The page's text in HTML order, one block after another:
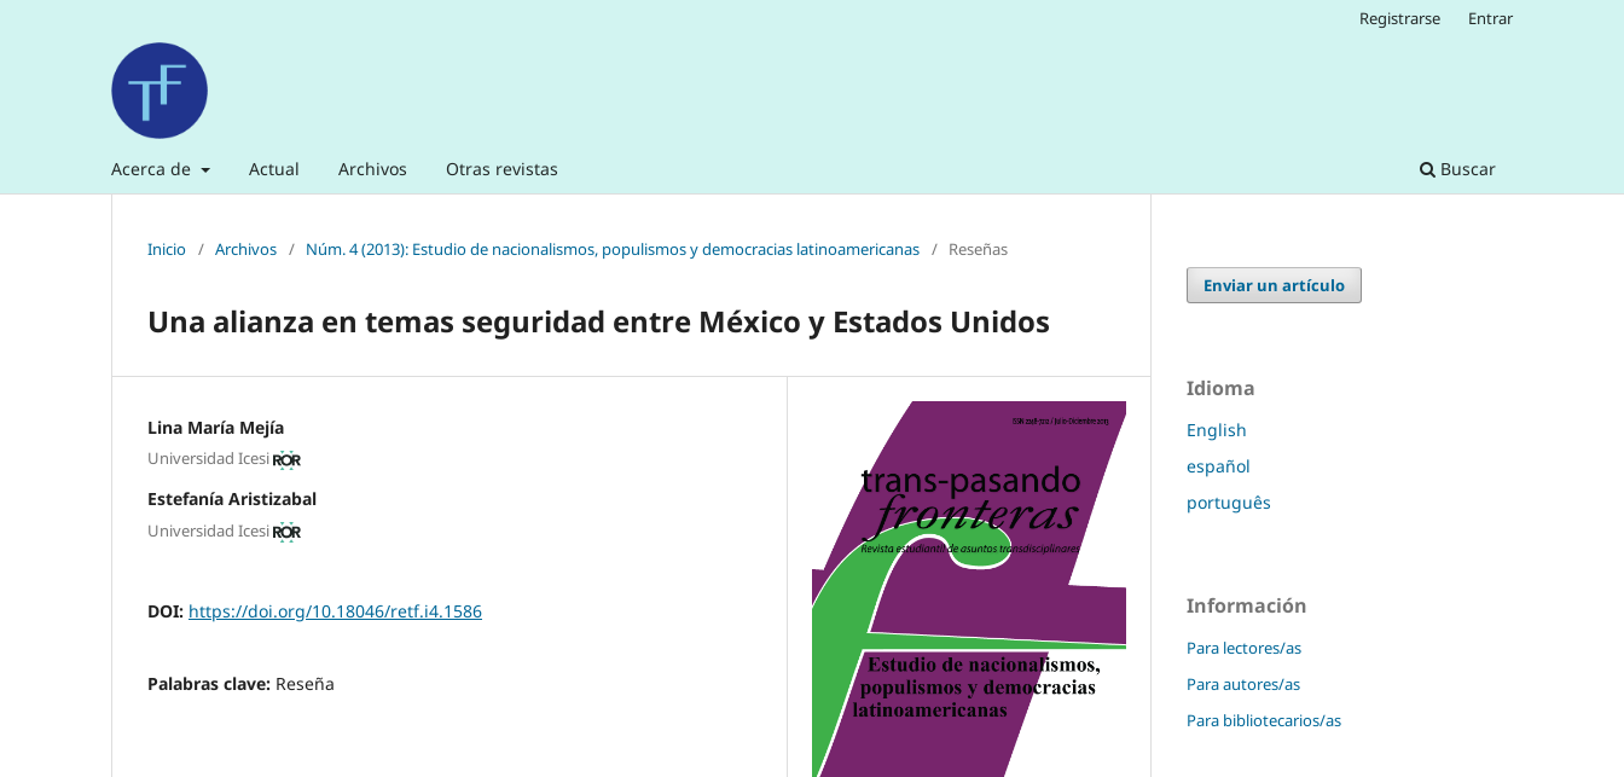
Acerca de Actual Archivos Otras revistas Buscar
Registrarse Entrar
Inicio / Archivos / Núm. 4 (2013): Estudio de nacionalismos, populismos y democracias latinoamericanas / Reseñas
Una alianza en temas seguridad entre México y Estados Unidos
Lina María Mejía
Universidad Icesi
Estefanía Aristizabal
Universidad Icesi
DOI: https://doi.org/10.18046/retf.i4.1586
Palabras clave: Reseña
Enviar un artículo
Idioma
English
español
português
Información
Para lectores/as
Para autores/as
Para bibliotecarios/as